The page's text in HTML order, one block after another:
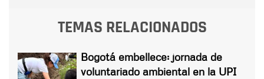
TEMAS RELACIONADOS
Bogotá embellece: jornada de
voluntariado ambiental en la UPI